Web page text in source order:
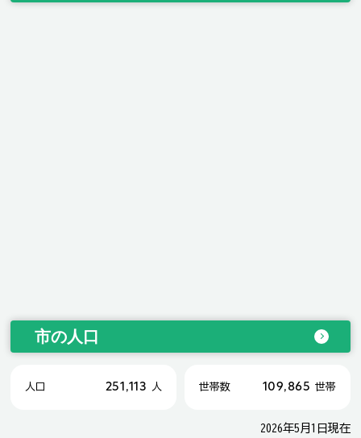
市の人口
人口 251,113 人 世帯数 109,865 世帯
2026年5月1日現在